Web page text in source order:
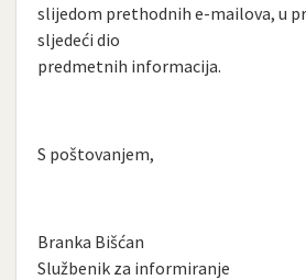
slijedom prethodnih e-mailova, u
sljedeći dio
predmetnih informacija.
S poštovanjem,
Branka Bišćan
Službenik za informiranje